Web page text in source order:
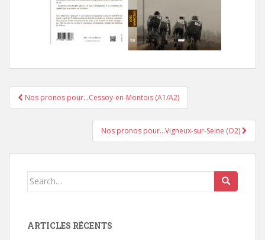
Pagination d'article
Nos pronos pour…Cessoy-en-Montois (A1/A2)
Nos pronos pour…Vigneux-sur-Seine (O2)
Search for:
ARTICLES RÉCENTS